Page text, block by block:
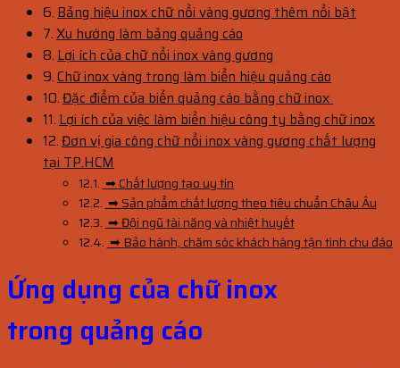
Bảng hiệu inox chữ nổi vàng gương thêm nổi bật
Xu hướng làm bảng quảng cáo
Lợi ích của chữ nổi inox vàng gương
Chữ inox vàng trong làm biển hiệu quảng cáo
Đặc điểm của biển quảng cáo bằng chữ inox
Lợi ích của việc làm biển hiệu công ty bằng chữ inox
Đơn vị gia công chữ nổi inox vàng gương chất lượng
tại TP.HCM
➡ Chất lượng tạo uy tín
➡ Sản phẩm chất lượng theo tiêu chuẩn Châu Âu
➡ Đội ngũ tài năng và nhiệt huyết
➡ Bảo hành, chăm sóc khách hàng tận tình chu đáo
Ứng dụng của chữ inox
trong quảng cáo